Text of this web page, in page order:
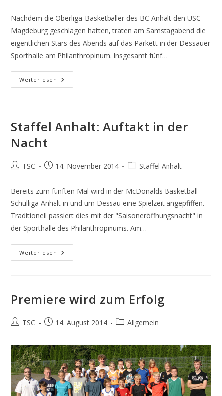
Nachdem die Oberliga-Basketballer des BC Anhalt den USC
Magdeburg geschlagen hatten, traten am Samstagabend die
eigentlichen Stars des Abends auf das Parkett in der Dessauer
Sporthalle am Philanthropinum. Insgesamt fünf…
Weiterlesen Staffel
Anhalt:
Nowitzki
Staffel Anhalt: Auftakt in der
Nacht
Beitrags-
TSC
Beitrag14. November 2014
Beitrags-
Staffel Anhalt
Bereits zum fünften Mal wird in der McDonalds Basketball
Schulliga Anhalt in und um Dessau eine Spielzeit angepfiffen.
Traditionell passiert dies mit der "Saisoneröffnungsnacht" in
der Sporthalle des Philanthropinums. Am…
Weiterlesen Staffel
Anhalt:
Premiere wird zum Erfolg
Beitrags-
TSC
Beitrag14. August 2014
Beitrags-
Allgemein